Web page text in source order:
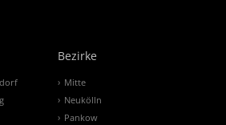
Bezirke
Mitte
Neukölln
Pankow